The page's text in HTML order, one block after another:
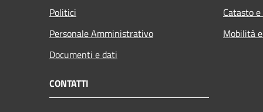
Politici
Personale Amministrativo
Documenti e dati
Catasto
Mobilità
CONTATTI